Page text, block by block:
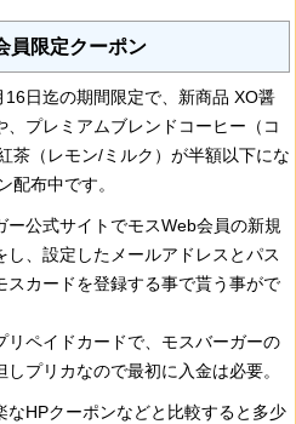
員限定クーポン
日迄の期間限定で、新商品 XO醤
、プレミアムブレンドコーヒー（コ
茶（レモン/ミルク）が半額以下にな
配布中です。
ー公式サイトでモスWeb会員の新規
し、設定したメールアドレスとパス
スカードを登録する事で貰う事がで
リペイドカードで、モスバーガーの
プリカなので最初に入金は必要。
HPクーポンなどと比較すると多少